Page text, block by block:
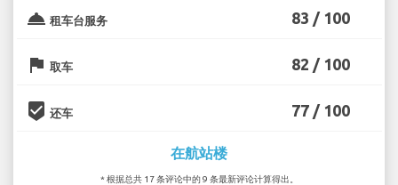
room_service 租车台服务 83 / 100
flag 取车 82 / 100
beenhere 还车 77 / 100
在航站楼
* 根据总共 17 条评论中的 9 条最新评论计算得出。